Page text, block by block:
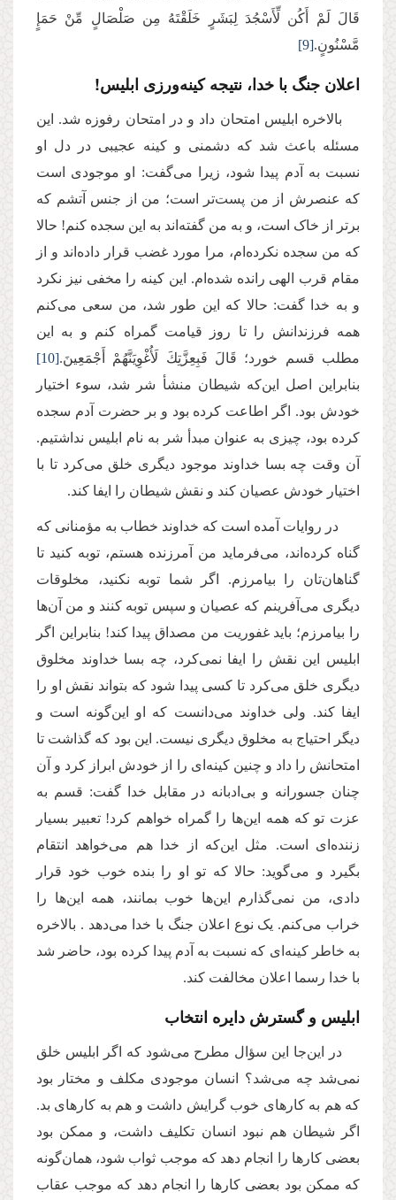
قَالَ لَمْ أَكُن لِّأَسْجُدَ لِبَشَرٍ خَلَقْتَهُ مِن صَلْصَالٍ مِّنْ حَمَإٍ
مَّسْنُونٍ.[9]
اعلان جنگ با خدا، نتیجه کینه‌ورزی ابلیس!
بالاخره ابلیس امتحان داد و در امتحان رفوزه شد. این
مسئله باعث شد که دشمنی و کینه‌ عجیبی در دل او
نسبت به آدم پیدا شود،‌ زیرا می‌گفت: او موجودی است
که عنصرش از من پست‌تر است؛ من از جنس آتشم که
برتر از خاک است، و به من گفته‌اند به این سجده کنم! حالا
که من سجده نکرده‌ام، مرا مورد غضب قرار داده‌اند و از
مقام قرب الهی رانده شده‌ام. این کینه را مخفی نیز نکرد
و به خدا گفت: حالا که این طور شد، من سعی می‌کنم
همه فرزندانش را تا روز قیامت گمراه کنم و به این
مطلب قسم خورد؛ قَالَ فَبِعِزَّتِكَ لَأُغْوِیَنَّهُمْ أَجْمَعِینَ.[10]
بنابراین اصل این‌که شیطان منشأ شر شد، سوء اختیار
خودش بود. اگر اطاعت کرده بود و بر حضرت آدم سجده
کرده بود، چیزی به عنوان مبدأ شر به نام ابلیس نداشتیم.
آن وقت چه بسا خداوند موجود دیگری خلق می‌کرد تا با
اختیار خودش عصیان کند و نقش شیطان را ایفا کند.
در روایات آمده است که خداوند خطاب به مؤمنانی که
گناه کرده‌اند، می‌فرماید من آمرزنده هستم، توبه کنید تا
گناهان‌تان را بیامرزم. اگر شما توبه نکنید، مخلوقات
دیگری می‌آفرینم که عصیان و سپس توبه کنند و من آن‌ها
را بیامرزم؛ باید غفوریت من مصداق پیدا کند! بنابراین اگر
ابلیس این نقش را ایفا نمی‌کرد، چه بسا خداوند مخلوق
دیگری خلق می‌کرد تا کسی پیدا شود که بتواند نقش او را
ایفا کند. ولی خداوند می‌دانست که او این‌گونه است و
دیگر احتیاج به مخلوق دیگری نیست. این بود که گذاشت تا
امتحانش را داد و چنین کینه‌ای را از خودش ابراز کرد و آن
چنان جسورانه و بی‌ادبانه در مقابل خدا گفت: قسم به
عزت تو که همه این‌ها را گمراه خواهم کرد! تعبیر بسیار
زننده‌ای است. مثل این‌که از خدا هم می‌خواهد انتقام
بگیرد و می‌گوید: حالا که تو او را بنده خوب خود قرار
دادی، من نمی‌گذارم این‌ها خوب بمانند، همه این‌ها را
خراب می‌کنم. یک نوع اعلان جنگ با خدا می‌دهد . بالاخره
به خاطر کینه‌ای که نسبت به آدم پیدا کرده بود، حاضر شد
با خدا رسما اعلان مخالفت کند.
ابلیس و گسترش دایره انتخاب
در این‌جا این سؤال مطرح می‌شود که اگر ابلیس خلق
نمی‌شد چه می‌شد؟ انسان موجودی مکلف و مختار بود
که هم به کارهای خوب گرایش داشت و هم به کارهای بد.
اگر شیطان هم نبود انسان تکلیف داشت، و ممکن بود
بعضی کارها را انجام دهد که موجب ثواب شود، همان‌گونه
که ممکن بود بعضی کارها را انجام دهد که موجب عقاب